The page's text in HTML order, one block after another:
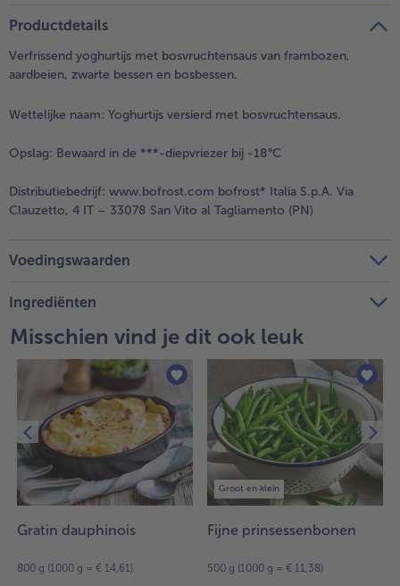
Productdetails
Verfrissend yoghurtijs met bosvruchtensaus van frambozen,
aardbeien, zwarte bessen en bosbessen.
Wettelijke naam: Yoghurtijs versierd met bosvruchtensaus.
Opslag: Bewaard in de ***-diepvriezer bij -18°C
Distributiebedrijf: www.bofrost.com bofrost* Italia S.p.A. Via
Clauzetto, 4 IT – 33078 San Vito al Tagliamento (PN)
Voedingswaarden
Ingrediënten
Misschien vind je dit ook leuk
Gratin dauphinois
800 g (1000 g = € 14,61)
Groot en klein
Fijne prinsessenbonen
500 g (1000 g = € 11,38)